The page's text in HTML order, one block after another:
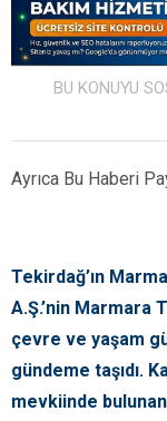
BU KONUYU
Ayrıca Bu Haberi
Tekirdağ’ın
A.Ş.’nin Marmara
çevre ve yaşam
gündeme taşıdı.
mevkiinde